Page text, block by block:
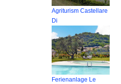
Agriturism Castellare
Di
Ferienanlage Le